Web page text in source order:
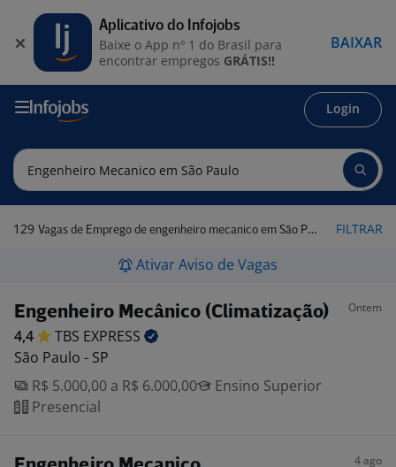
Login
129 Vagas de Emprego de engenheiro mecanico em São Paulo FILTRAR
Ativar Aviso de Vagas
Engenheiro Mecânico (Climatização) Ontem
4,4 TBS EXPRESS
São Paulo - SP
R$ 5.000,00 a R$ 6.000,00
Ensino Superior
Presencial
4 ago
Aplicativo do Infojobs
Baixe o App nº 1 do Brasil para
encontrar empregos GRÁTIS!!
BAIXAR